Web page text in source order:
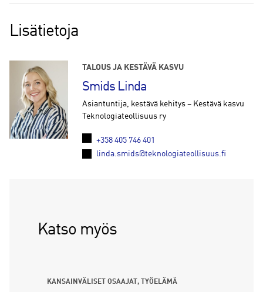
Lisätietoja
TALOUS JA KESTÄVÄ KASVU
Smids Linda
Asiantuntija, kestävä kehitys – Kestävä kasvu
Teknologiateollisuus ry
+358 405 746 401
linda.smids@teknologiateollisuus.fi
Katso myös
KANSAINVÄLISET OSAAJAT TYÖELÄMÄ